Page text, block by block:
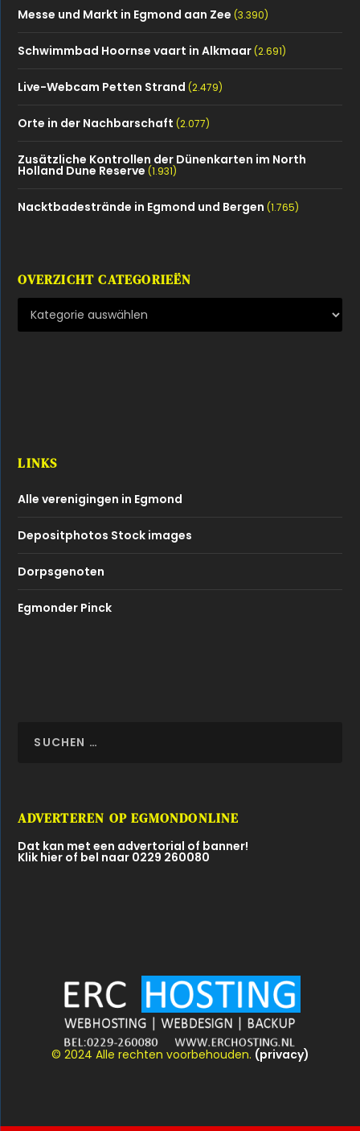
Messe und Markt in Egmond aan Zee (3.390)
Schwimmbad Hoornse vaart in Alkmaar (2.691)
Live-Webcam Petten Strand (2.479)
Orte in der Nachbarschaft (2.077)
Zusätzliche Kontrollen der Dünenkarten im North
Holland Dune Reserve (1.931)
Nacktbadestrände in Egmond und Bergen (1.765)
OVERZICHT CATEGORIEËN
LINKS
Alle verenigingen in Egmond
Depositphotos Stock images
Dorpsgenoten
Egmonder Pinck
ADVERTEREN OP EGMONDONLINE
Dat kan met een advertorial of banner!
Klik hier of bel naar 0229 260080
© 2024 Alle rechten voorbehouden. (privacy)